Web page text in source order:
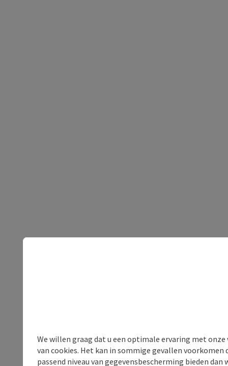
We willen graag dat u een optimale ervaring met
van cookies. Het kan in sommige gevallen voorkomen
passend niveau van gegevensbescherming bieden